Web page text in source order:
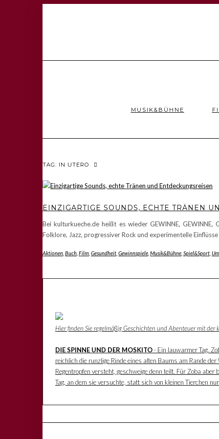
MUSIK&BÜHNE
TAG: IN UTERO
EINZIGARTIGE SOUNDS, ECHTE TRÄNEN
Bei kulturkueche.de heißt es wieder GEWINNE,
Folklore, Jazz, progressiver Rock und experimentelle
Aktionen Buch Film Gesundheit Gewinnspiele Musik&Bühne Spiel&Sport
Hier finden Sie regelmäßig Geschichten und Abenteuer mit
DIE SPINNE UND DER MOSKITO- Ein lauwarmer Tag.
reichlich die runzlige Rinde eines alten Baums am Rande
Regentropfen versteht, geschweige denn teilt. Für Zoba
Tag, an dem sie versuchte, statt sich von kleinen Tierchen